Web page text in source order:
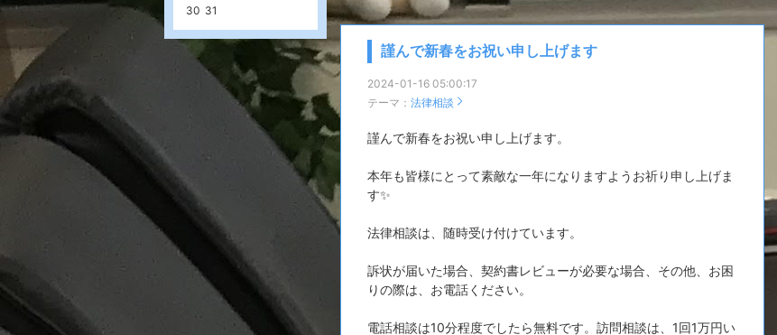
謹んで新春をお祝い申し上げます
2024-01-16 05:00:17
テーマ： 法律相談
謹んで新春をお祝い申し上げます。
本年も皆様にとって素敵な一年になりますようお祈り申し上げま
す✨
法律相談は、随時受け付けています。
訴状が届いた場合、契約書レビューが必要な場合、その他、お困
りの際は、お電話ください。
電話相談は10分程度でしたら無料です。訪問相談は、1回1万円い
30 31